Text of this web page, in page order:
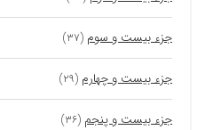
جزء بیست و سوم (۳۷)
جزء بیست و چهارم (۲۹)
جزء بیست و پنجم (۳۶)